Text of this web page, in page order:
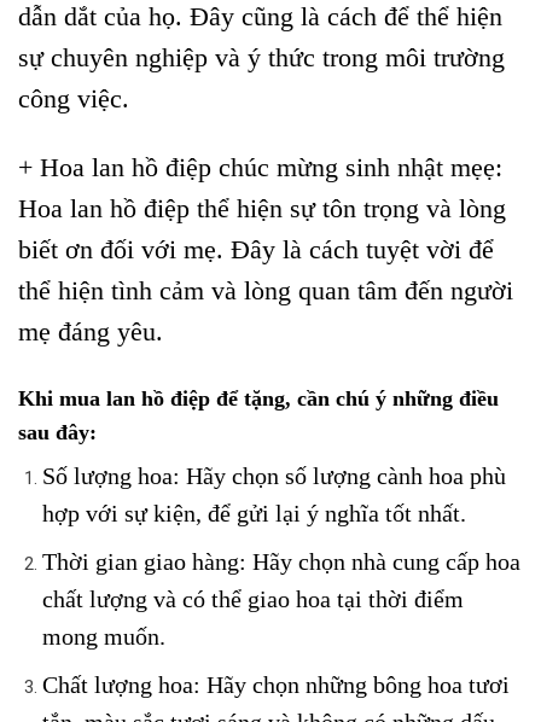
dẫn dắt của họ. Đây cũng là cách để thể hiện
sự chuyên nghiệp và ý thức trong môi trường
công việc.
+ Hoa lan hồ điệp chúc mừng sinh nhật mẹẹ:
Hoa lan hồ điệp thể hiện sự tôn trọng và lòng
biết ơn đối với mẹ. Đây là cách tuyệt vời để
thể hiện tình cảm và lòng quan tâm đến người
mẹ đáng yêu.
Khi mua lan hồ điệp để tặng, cần chú ý những điều
sau đây:
Số lượng hoa: Hãy chọn số lượng cành hoa phù
hợp với sự kiện, để gửi lại ý nghĩa tốt nhất.
Thời gian giao hàng: Hãy chọn nhà cung cấp hoa
chất lượng và có thể giao hoa tại thời điểm
mong muốn.
Chất lượng hoa: Hãy chọn những bông hoa tươi